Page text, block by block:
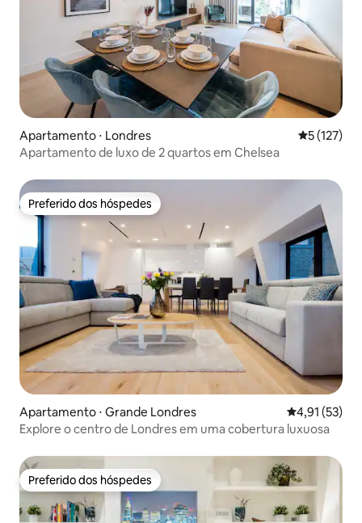
Apartamento ⋅ Londres 5 de uma
5 (127)
Apartamento de luxo de 2 quartos em Chelsea
Preferido dos hóspedes
Preferido dos hóspedes
Apartamento ⋅ Grande Londres 4,91 de uma
4,91 (53)
Explore o centro de Londres em uma cobertura luxuosa
Preferido dos hóspedes
Preferido dos hóspedes